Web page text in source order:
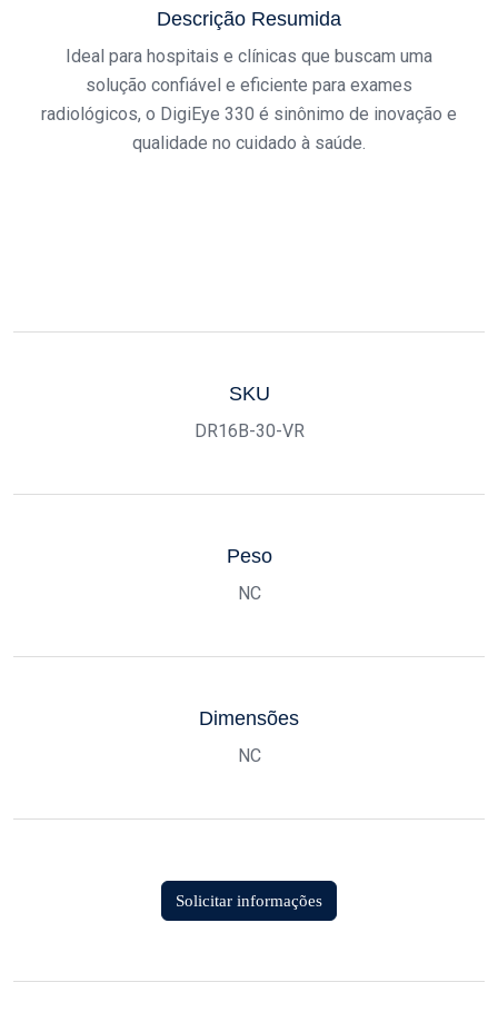
Descrição Resumida
Ideal para hospitais e clínicas que buscam uma
solução confiável e eficiente para exames
radiológicos, o DigiEye 330 é sinônimo de inovação e
qualidade no cuidado à saúde.
SKU
DR16B-30-VR
Peso
NC
Dimensões
NC
Solicitar informações